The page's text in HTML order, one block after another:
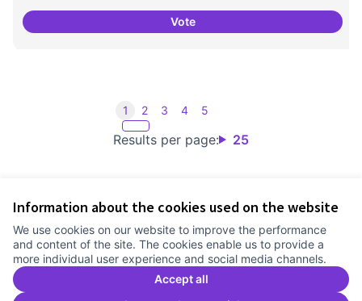
Information about the cookies used on the website
We use cookies on our website to improve the performance
and content of the site. The cookies enable us to provide a
more individual user experience and social media channels.
Accept all
VoteMapeig d'experiències
Results per page: 25
1 2 3 4 5
Cookie settings
Comunitat Canòdrom at Facebook
(External link)
Comunitat Canòdrom at Instagram
(External link)
Comunitat Canòdrom at YouTube
(External link)
English
Triar la llenguaElegir el idiomaChoose language